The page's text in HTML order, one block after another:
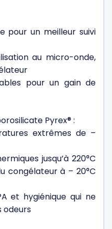
pour un meilleur suivi
au micro-onde,
pour un gain de
Pyrex® :
extrêmes de –
jusqu’à 220°C
congélateur à – 20°C
et hygiénique qui ne
odeurs